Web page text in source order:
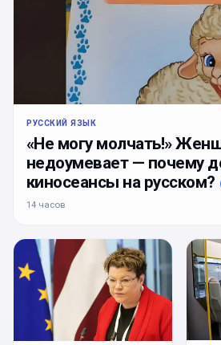
РУССКИЙ ЯЗЫК
«Не могу молчать!»
недоумевает — почему
киносеансы на русском?
14 часов